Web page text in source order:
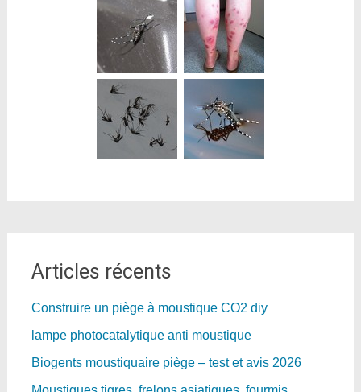
Articles récents
Construire un piège à moustique CO2 diy
lampe photocatalytique anti moustique
Biogents moustiquaire piège – test et avis 2026